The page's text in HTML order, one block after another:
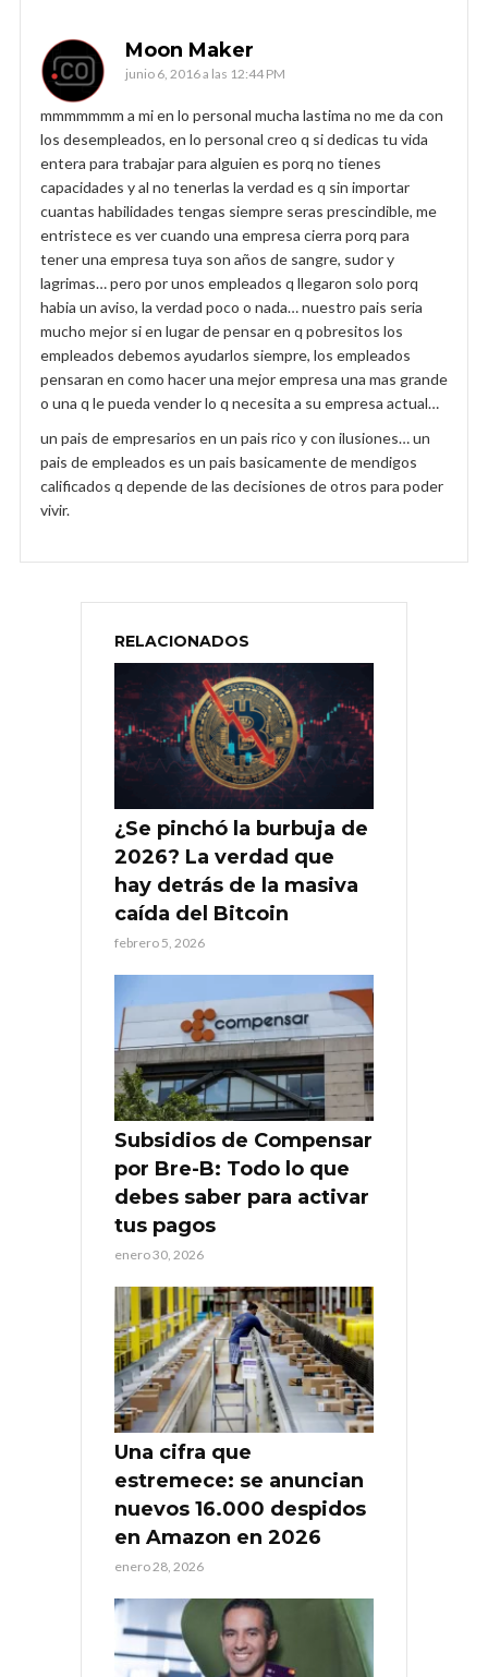
Moon Maker
junio 6, 2016 a las 12:44 PM
mmmmmmm a mi en lo personal mucha lastima no me da con
los desempleados, en lo personal creo q si dedicas tu vida
entera para trabajar para alguien es porq no tienes
capacidades y al no tenerlas la verdad es q sin importar
cuantas habilidades tengas siempre seras prescindible, me
entristece es ver cuando una empresa cierra porq para
tener una empresa tuya son años de sangre, sudor y
lagrimas… pero por unos empleados q llegaron solo porq
habia un aviso, la verdad poco o nada… nuestro pais seria
mucho mejor si en lugar de pensar en q pobresitos los
empleados debemos ayudarlos siempre, los empleados
pensaran en como hacer una mejor empresa una mas grande
o una q le pueda vender lo q necesita a su empresa actual…
un pais de empresarios en un pais rico y con ilusiones… un
pais de empleados es un pais basicamente de mendigos
calificados q depende de las decisiones de otros para poder
vivir.
RELACIONADOS
¿Se pinchó la burbuja de
2026? La verdad que
hay detrás de la masiva
caída del Bitcoin
febrero 5, 2026
Subsidios de Compensar
por Bre-B: Todo lo que
debes saber para activar
tus pagos
enero 30, 2026
Una cifra que
estremece: se anuncian
nuevos 16.000 despidos
en Amazon en 2026
enero 28, 2026